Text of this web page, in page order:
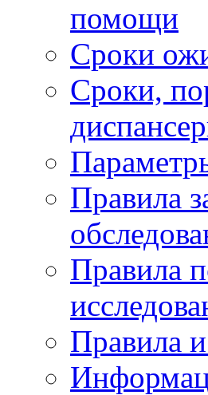
помощи
Сроки
Сроки,
Правила
Правила
Правила